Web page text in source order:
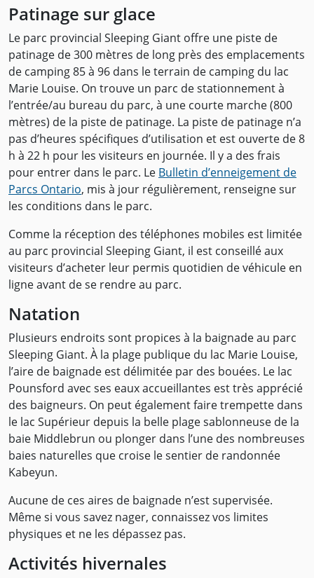
Patinage sur glace
Le parc provincial Sleeping Giant offre une piste de
patinage de 300 mètres de long près des emplacements
de camping 85 à 96 dans le terrain de camping du lac
Marie Louise. On trouve un parc de stationnement à
l’entrée/au bureau du parc, à une courte marche (800
mètres) de la piste de patinage. La piste de patinage n’a
pas d’heures spécifiques d’utilisation et est ouverte de 8
h à 22 h pour les visiteurs en journée. Il y a des frais
pour entrer dans le parc. Le Bulletin d’enneigement de
Parcs Ontario, mis à jour régulièrement, renseigne sur
les conditions dans le parc.
Comme la réception des téléphones mobiles est limitée
au parc provincial Sleeping Giant, il est conseillé aux
visiteurs d’acheter leur permis quotidien de véhicule en
ligne avant de se rendre au parc.
Natation
Plusieurs endroits sont propices à la baignade au parc
Sleeping Giant. À la plage publique du lac Marie Louise,
l’aire de baignade est délimitée par des bouées. Le lac
Pounsford avec ses eaux accueillantes est très apprécié
des baigneurs. On peut également faire trempette dans
le lac Supérieur depuis la belle plage sablonneuse de la
baie Middlebrun ou plonger dans l’une des nombreuses
baies naturelles que croise le sentier de randonnée
Kabeyun.
Aucune de ces aires de baignade n’est supervisée.
Même si vous savez nager, connaissez vos limites
physiques et ne les dépassez pas.
Activités hivernales